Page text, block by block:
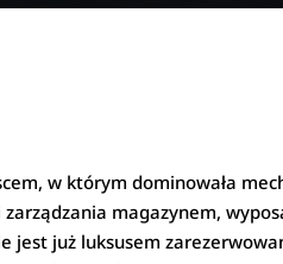
w którym dominowała
magazynem,
jest już luksusem